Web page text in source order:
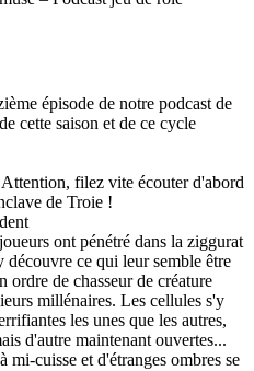
épisode de notre podcast de
cette saison et de ce cycle
filez vite écouter d'abord
de Troie !
ont pénétré dans la ziggurat
découvre ce qui leur semble être
ordre de chasseur de créature
millénaires. Les cellules s'y
les unes que les autres,
d'autre maintenant ouvertes...
mi-cuisse et d'étranges ombres se